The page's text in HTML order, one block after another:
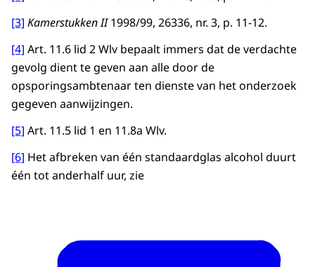
[3] Kamerstukken II1998/99, 26336, nr. 3, p. 11-12.
[4] Art. 11.6 lid 2 Wlv bepaalt immers dat de verdachte
gevolg dient te geven aan alle door de
opsporingsambtenaar ten dienste van het onderzoek
gegeven aanwijzingen.
[5] Art. 11.5 lid 1 en 11.8a Wlv.
[6] Het afbreken van één standaardglas alcohol duurt
één tot anderhalf uur, zie